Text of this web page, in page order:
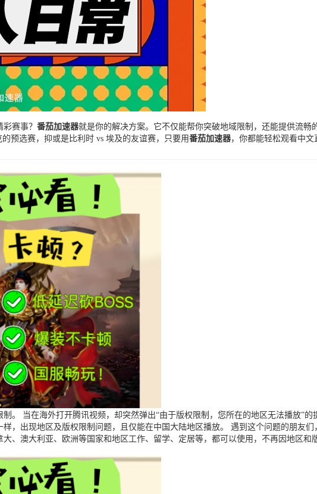
赛事？ 番茄加速器就是你的解决方案。它不仅能帮你突破地域限制，还能提供流
预选赛，抑或是比利时 vs 埃及的友谊赛，只要用番茄加速器，你都能轻松观看中文
。 当在海外打开腾讯视频，却突然弹出“由于版权限制，您所在的地区无法播放”
，出现地区及版权限制问题，且仅能在中国大陆地区播放。 遇到这个问题的朋友
、澳大利亚、欧洲等国家和地区工作、留学、定居等，都可以使用，不再因地区和